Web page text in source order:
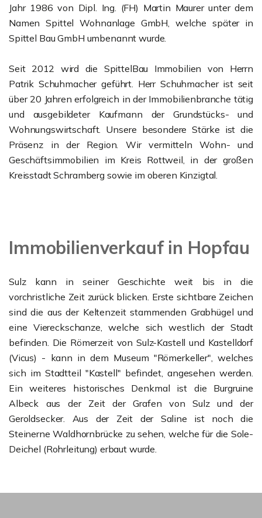
Jahr 1986 von Dipl. Ing. (FH) Martin Maurer unter dem
Namen Spittel Wohnanlage GmbH, welche später in
Spittel Bau GmbH umbenannt wurde.
Seit 2012 wird die SpittelBau Immobilien von Herrn
Patrik Schuhmacher geführt. Herr Schuhmacher ist seit
über 20 Jahren erfolgreich in der Immobilienbranche tätig
und ausgebildeter Kaufmann der Grundstücks- und
Wohnungswirtschaft. Unsere besondere Stärke ist die
Präsenz in der Region. Wir vermitteln Wohn- und
Geschäftsimmobilien im Kreis Rottweil, in der großen
Kreisstadt Schramberg sowie im oberen Kinzigtal.
Immobilienverkauf in Hopfau
Sulz kann in seiner Geschichte weit bis in die
vorchristliche Zeit zurück blicken. Erste sichtbare Zeichen
sind die aus der Keltenzeit stammenden Grabhügel und
eine Viereckschanze, welche sich westlich der Stadt
befinden. Die Römerzeit von Sulz-Kastell und Kastelldorf
(Vicus) - kann in dem Museum "Römerkeller", welches
sich im Stadtteil "Kastell" befindet, angesehen werden.
Ein weiteres historisches Denkmal ist die Burgruine
Albeck aus der Zeit der Grafen von Sulz und der
Geroldsecker. Aus der Zeit der Saline ist noch die
Steinerne Waldhornbrücke zu sehen, welche für die Sole-
Deichel (Rohrleitung) erbaut wurde.